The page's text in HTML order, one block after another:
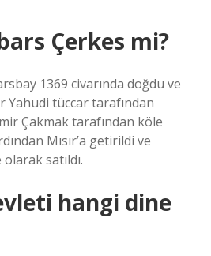
Çerkes mi?
1369 civarında doğdu ve
Yahudi tüccar tarafından
Çakmak tarafından köle
Mısır’a getirildi ve
satıldı.
hangi dine